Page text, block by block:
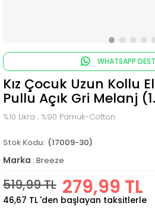
WHATSAPP
Kız Çocuk Uzun Kollu
Pullu Açık Gri Melanj
%10 Likra , %90 Pamuk-Cotton
(17009-30)
Marka : Breeze
519,99 TL 279,99 TL
46,67 TL 'den başlayan taksitlerle